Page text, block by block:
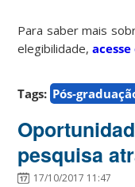
Para saber mais
elegibilidade,
Tags: Pós-
pesquisa
17/10/2017 11:47